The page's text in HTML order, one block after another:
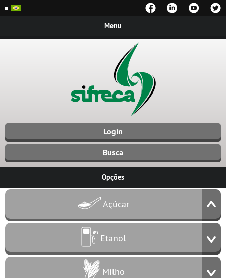
Menu
Login
Busca
Opções
Açúcar
Etanol
Milho